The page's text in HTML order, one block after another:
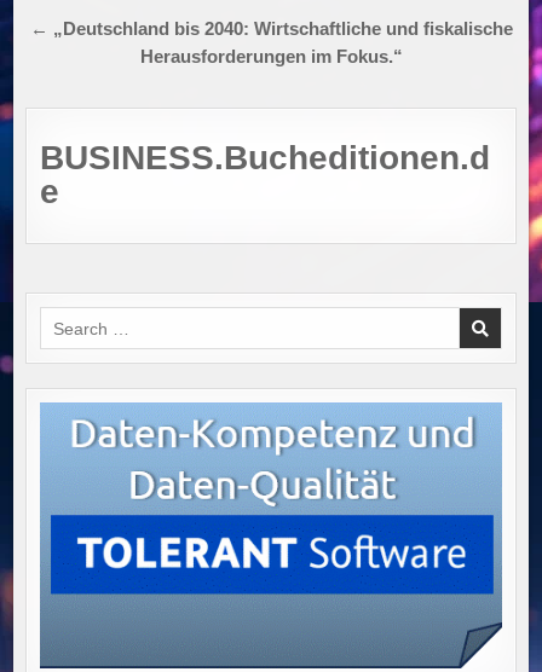
← „Deutschland bis 2040: Wirtschaftliche und fiskalische
Herausforderungen im Fokus.“
BUSINESS.Bucheditionen.d
e
Search
for: